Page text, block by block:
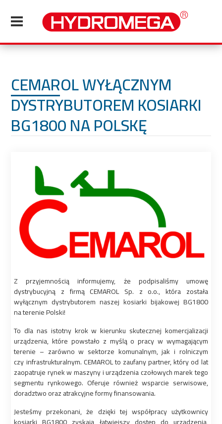
CEMAROL WYŁĄCZNYM
DYSTRYBUTOREM KOSIARKI
BG1800 NA POLSKĘ
Z przyjemnością informujemy, że podpisaliśmy umowę
dystrybucyjną z firmą CEMAROL Sp. z o.o., która została
wyłącznym dystrybutorem naszej kosiarki bijakowej BG1800
na terenie Polski!
To dla nas istotny krok w kierunku skutecznej komercjalizacji
urządzenia, które powstało z myślą o pracy w wymagającym
terenie – zarówno w sektorze komunalnym, jak i rolniczym
czy infrastrukturalnym. CEMAROL to zaufany partner, który od lat
zaopatruje rynek w maszyny i urządzenia czołowych marek tego
segmentu rynkowego. Oferuje również wsparcie serwisowe,
doradztwo oraz atrakcyjne formy finansowania.
Jesteśmy przekonani, że dzięki tej współpracy użytkownicy